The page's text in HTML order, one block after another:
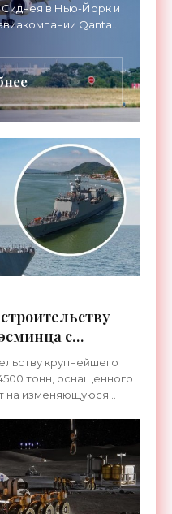
Сиднея в Нью-Йорк и
Qantas
до 24
с
крупнейшего
тонн, оснащенного
на изменяющуюся